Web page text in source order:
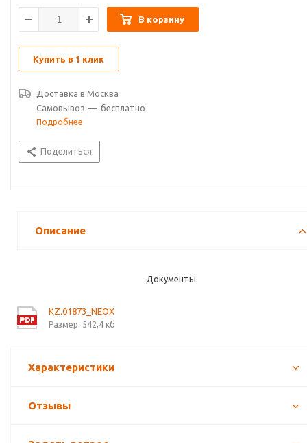
В корзину
Купить в 1 клик
Доставка в Москва
Самовывоз — бесплатно
Подробнее
Поделиться
Описание
Документы
KZ.01873_NEOX
Размер: 542,4 кб
Характеристики
Отзывы